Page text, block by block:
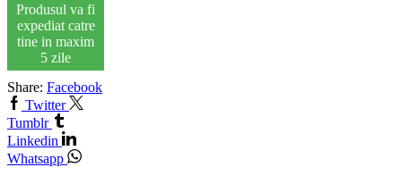
Produsul va fi
expediat catre
tine in maxim
5 zile
Share: Facebook
Twitter
Tumblr
Linkedin
Whatsapp